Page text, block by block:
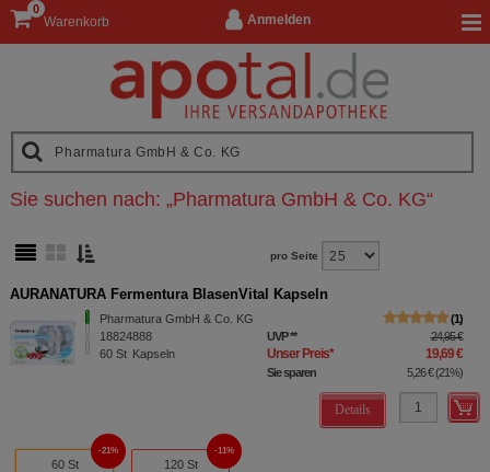
Anmelden
Warenkorb
0
Sie suchen nach: „Pharmatura GmbH & Co. KG“
pro Seite
AURANATURA Fermentura BlasenVital Kapseln
Pharmatura GmbH & Co. KG
18824888
60 St Kapseln
1
UVP** 24,95 €
Unser Preis* 19,69 €
Sie sparen 5,26 €(21%)
Details
60 St
21%
120 St
11%